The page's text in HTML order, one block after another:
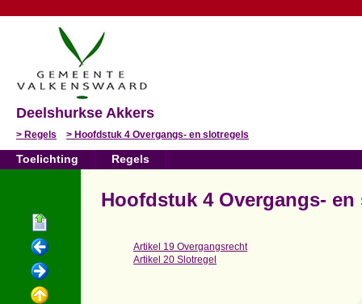
Deelshurkse Akkers
Regels Hoofdstuk 4 Overgangs- en slotregels
Toelichting Regels
Hoofdstuk 4 Overgangs-
Artikel 19 Overgangsrecht
Artikel 20 Slotregel